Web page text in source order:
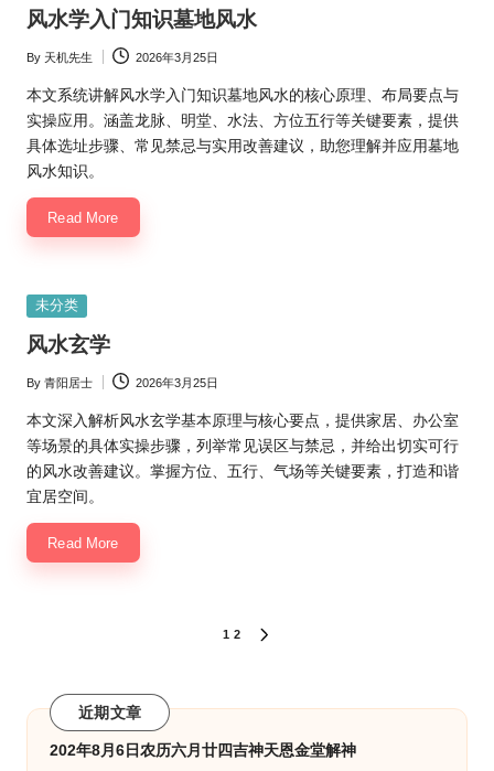
风水学入门知识墓地风水
Posted
by
By 天机先生 2026年3月25日
本文系统讲解风水学入门知识墓地风水的核心原理、布局要点与
实操应用。涵盖龙脉、明堂、水法、方位五行等关键要素，提供
具体选址步骤、常见禁忌与实用改善建议，助您理解并应用墓地
风水知识。
Read More
Posted
未分类
风水玄学
Posted
by
By 青阳居士 2026年3月25日
本文深入解析风水玄学基本原理与核心要点，提供家居、办公室
等场景的具体实操步骤，列举常见误区与禁忌，并给出切实可行
的风水改善建议。掌握方位、五行、气场等关键要素，打造和谐
宜居空间。
Read More
分
页
1 2
近期文章
202年8月6日农历六月廿四吉神天恩金堂解神